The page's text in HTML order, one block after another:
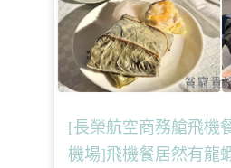
[長榮航空商務艙飛機
機場]飛機餐居然有龍